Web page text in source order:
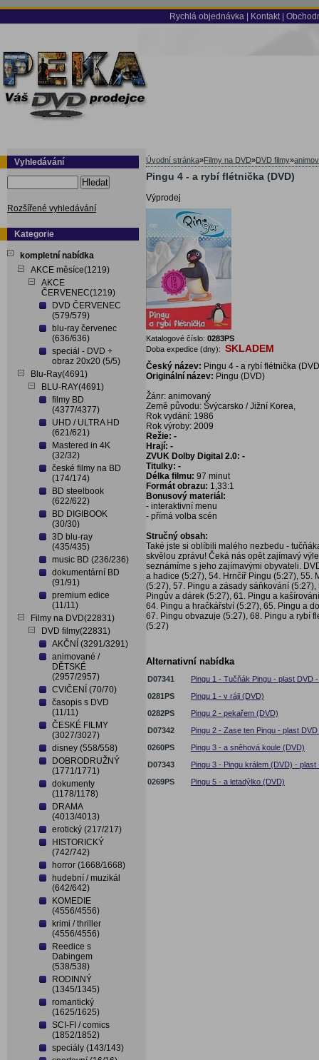
Rychlá objednávka Kontakt
Vyhledávání
Hledat
Rozšířené vyhledávání
Kategorie
kompletní nabídka
AKCE měsíce(1219)
AKCE
ČERVENEC(1219)
DVD ČERVENEC
(579/579)
blu-ray červenec
(636/636)
speciál - DVD +
obraz 20x20 (5/5)
Blu-Ray(4691)
BLU-RAY(4691)
filmy BD
(4377/4377)
UHD / ULTRA HD
(621/621)
Mastered in 4K
(32/32)
české filmy na BD
(174/174)
BD steelbook
(622/622)
BD DIGIBOOK
(30/30)
3D blu-ray
(435/435)
music BD (236/236)
dokumentární BD
(91/91)
premium edice
(11/11)
Filmy na DVD(22831)
DVD filmy(22831)
AKČNÍ (3291/3291)
animované /
DĚTSKÉ
(2957/2957)
CVIČENÍ (70/70)
časopis s DVD
(11/11)
ČESKÉ FILMY
(3027/3027)
disney (558/558)
DOBRODRUŽNÝ
(1771/1771)
dokumenty
(1178/1178)
DRAMA
(4013/4013)
erotický (217/217)
HISTORICKÝ
(742/742)
horror (1668/1668)
hudební / muzikál
(642/642)
KOMEDIE
(4556/4556)
krimi / thriller
(4556/4556)
Reedice s
Dabingem
(538/538)
RODINNÝ
(1345/1345)
romantický
(1625/1625)
SCI-FI / comics
(1852/1852)
speciály (143/143)
Úvodní stránka»Filmy na DVD»DVD filmy»
Pingu 4 - a rybí flétnička (DVD)
Výprodej
Katalogové číslo: 0283PS
Doba expedice (dny): SKLADEM
Český název: Pingu 4 - a rybí flétnička
Originální název: Pingu (DVD)
Žánr: animovaný
Země původu: Švýcarsko / Jižní Korea,
Rok vydání: 1986
Rok výroby: 2009
Režie: -
Hrají: -
ZVUK Dolby Digital 2.0: -
Titulky: -
Délka filmu: 97 minut
Formát obrazu: 1,33:1
Bonusový materiál:
- interaktivní menu
- přímá volba scén
Stručný obsah:
Také jste si oblíbili malého nezbedu -
skvělou zprávu! Čeká nás opět zajímavý
seznámíme s jeho zajímavými obyvateli.
a hadice (5:27), 54. Hrnčíř Pingu (5:27), 55.
(5:27), 57. Pingu a zásady sáňkování
Pingův a dárek (5:27), 61. Pingu a
64. Pingu a hračkářství (5:27), 65. Pingu a
67. Pingu obvazuje (5:27), 68. Pingu a rybí
(5:27)
Alternativní nabídka
D07341
Pingu 1 - Tučňák Pingu - plast DVD
0281PS
Pingu 1 - v ráji (DVD)
0282PS
Pingu 2 - pekařem (DVD)
D07342
Pingu 2 - Zase ten Pingu - plast
0260PS
Pingu 3 - a sněhová koule (DVD)
D07343
Pingu 3 - Pingu králem (DVD) - plast
0269PS
Pingu 5 - a letadýlko (DVD)